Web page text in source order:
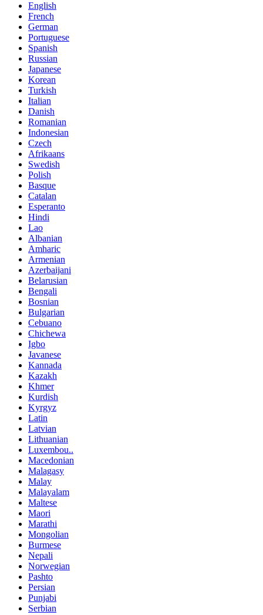
English
French
German
Portuguese
Spanish
Russian
Japanese
Korean
Turkish
Italian
Danish
Romanian
Indonesian
Czech
Afrikaans
Swedish
Polish
Basque
Catalan
Esperanto
Hindi
Lao
Albanian
Amharic
Armenian
Azerbaijani
Belarusian
Bengali
Bosnian
Bulgarian
Cebuano
Chichewa
Igbo
Javanese
Kannada
Kazakh
Khmer
Kurdish
Kyrgyz
Latin
Latvian
Lithuanian
Luxembou..
Macedonian
Malagasy
Malay
Malayalam
Maltese
Maori
Marathi
Mongolian
Burmese
Nepali
Norwegian
Pashto
Persian
Punjabi
Serbian